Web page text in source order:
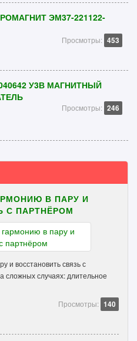
ЭМ37-221122-
Просмотры: 453
У3В МАГНИТНЫЙ
Просмотры: 246
В ПАРУ И
С ПАРТНЁРОМ
и восстановить связь с
сложных случаях: длительное
Просмотры: 140